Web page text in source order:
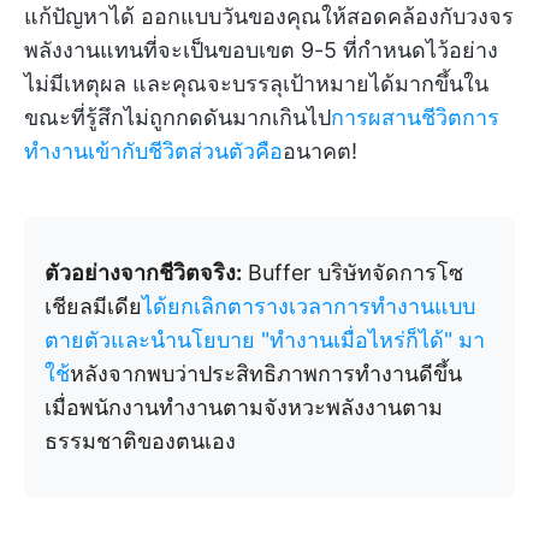
แก้ปัญหาได้ ออกแบบวันของคุณให้สอดคล้องกับวงจร
พลังงานแทนที่จะเป็นขอบเขต 9-5 ที่กำหนดไว้อย่าง
ไม่มีเหตุผล และคุณจะบรรลุเป้าหมายได้มากขึ้นใน
ขณะที่รู้สึกไม่ถูกกดดันมากเกินไปการผสานชีวิตการ
ทำงานเข้ากับชีวิตส่วนตัวคืออนาคต!
ตัวอย่างจากชีวิตจริง: Buffer บริษัทจัดการโซ
เชียลมีเดียได้ยกเลิกตารางเวลาการทำงานแบบ
ตายตัวและนำนโยบาย "ทำงานเมื่อไหร่ก็ได้" มา
ใช้หลังจากพบว่าประสิทธิภาพการทำงานดีขึ้น
เมื่อพนักงานทำงานตามจังหวะพลังงานตาม
ธรรมชาติของตนเอง